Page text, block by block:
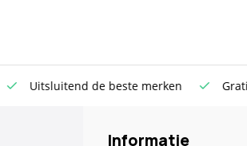
Uitsluitend de beste merken Gratis
Informatie